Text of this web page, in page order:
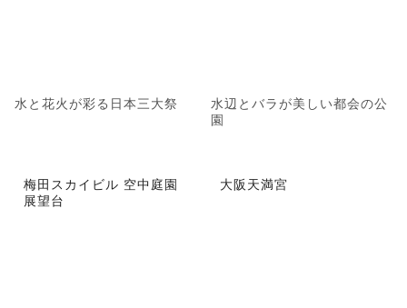
水と花火が彩る日本三大祭
水辺とバラが美しい都会の公
園
梅田スカイビル 空中庭園
展望台
大阪天満宮